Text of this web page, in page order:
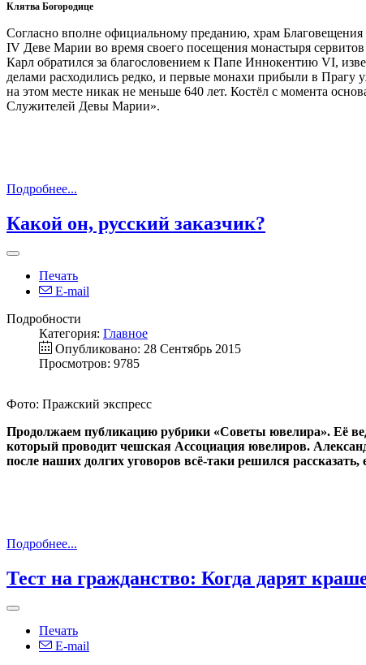
Клятва Богородице
Согласно вполне официальному преданию, храм
IV Деве Марии во время своего посещения монастыря
Карл обратился за благословением к Папе Иннокентию VI,
делами расходились редко, и первые монахи прибыли в Прагу
на этом месте никак не меньше 640 лет. Костёл с момента
Служителей Девы Марии».
Подробнее...
Какой он, русский заказчик?
Печать
E-mail
Подробности
Категория: Главное
Опубликовано: 28 Сентябрь 2015
Просмотров: 9785
Фото: Пражский экспресс
Продолжаем публикацию рубрики «Советы ювелира». Её
который проводит чешская Ассоциация ювелиров.
после наших долгих уговоров всё-таки решился
Подробнее...
Тест на гражданство: Когда дарят
Печать
E-mail